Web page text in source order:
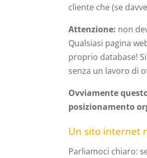
cliente che (se
Attenzione: non
Qualsiasi pagina
proprio database!
senza un lavoro di
Ovviamente
posizionamento
Un sito internet
Parliamoci chiaro: